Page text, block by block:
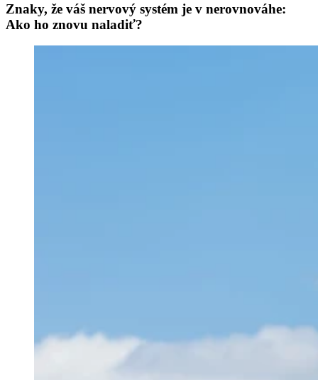
Znaky, že váš nervový systém je v nerovnováhe:
Ako ho znovu naladiť?